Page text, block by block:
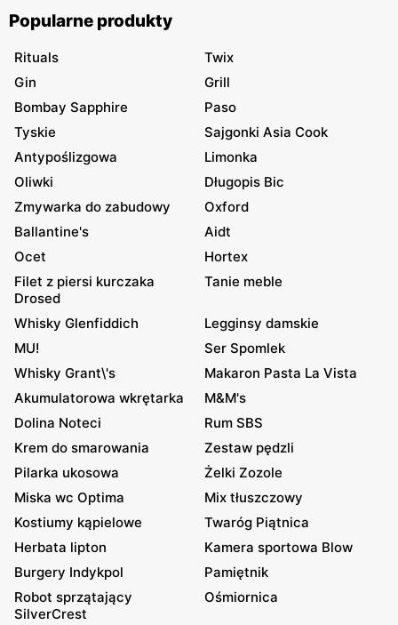
Popularne produkty
Rituals
Twix
Gin
Grill
Bombay Sapphire
Paso
Tyskie
Sajgonki Asia Cook
Antypoślizgowa
Limonka
Oliwki
Długopis Bic
Zmywarka do zabudowy
Oxford
Ballantine's
Aidt
Ocet
Hortex
Filet z piersi kurczaka
Drosed
Tanie meble
Whisky Glenfiddich
Legginsy damskie
MU!
Ser Spomlek
Whisky Grant\'s
Makaron Pasta La Vista
Akumulatorowa wkrętarka
M&M's
Dolina Noteci
Rum SBS
Krem do smarowania
Zestaw pędzli
Pilarka ukosowa
Żelki Zozole
Miska wc Optima
Mix tłuszczowy
Kostiumy kąpielowe
Twaróg Piątnica
Herbata lipton
Kamera sportowa Blow
Burgery Indykpol
Pamiętnik
Robot sprzątający
SilverCrest
Ośmiornica